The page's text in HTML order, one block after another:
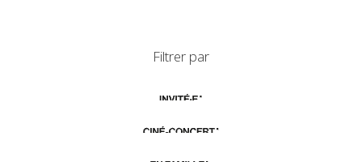
Filtrer par